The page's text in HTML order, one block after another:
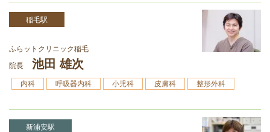
稲毛駅
ふらットクリニック稲毛
院長
池田 雄次
内科 呼吸器内科 小児科 皮膚科 整形外科
新浦安駅